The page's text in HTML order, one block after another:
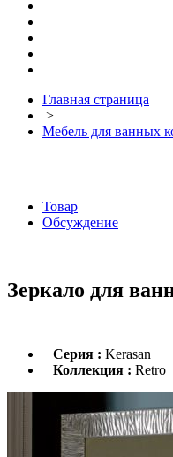
Главная страница
>
Мебель для ванных
Товар
Обсуждение
Зеркало для
Серия : Kerasan
Коллекция : Retro